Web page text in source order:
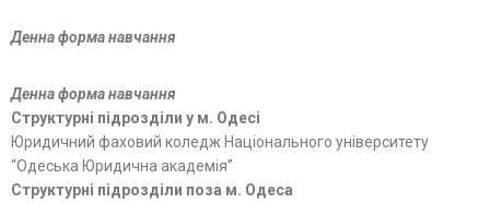
Денна форма навчання
Денна форма навчання
Структурні підрозділи у м. Одесі
Юридичний фаховий коледж Національного університету
“Одеська Юридична академія”
Структурні підрозділи поза м. Одеса